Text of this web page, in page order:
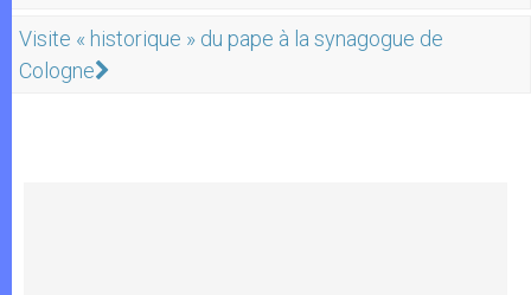
Visite « historique » du pape à la synagogue de
Cologne